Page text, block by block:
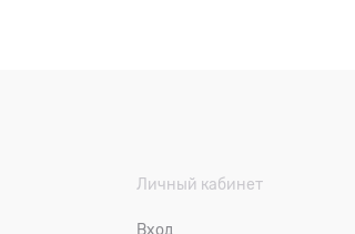
Личный кабинет
Вход